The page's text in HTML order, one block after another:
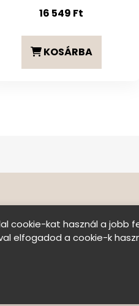
16 549 Ft
KOSÁRBA
© Copyright
cookie-kat használ a jobb
elfogadod a cookie-k